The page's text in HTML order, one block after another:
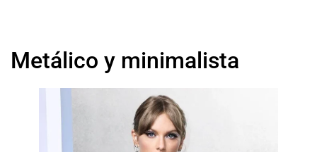
Metálico y minimalista